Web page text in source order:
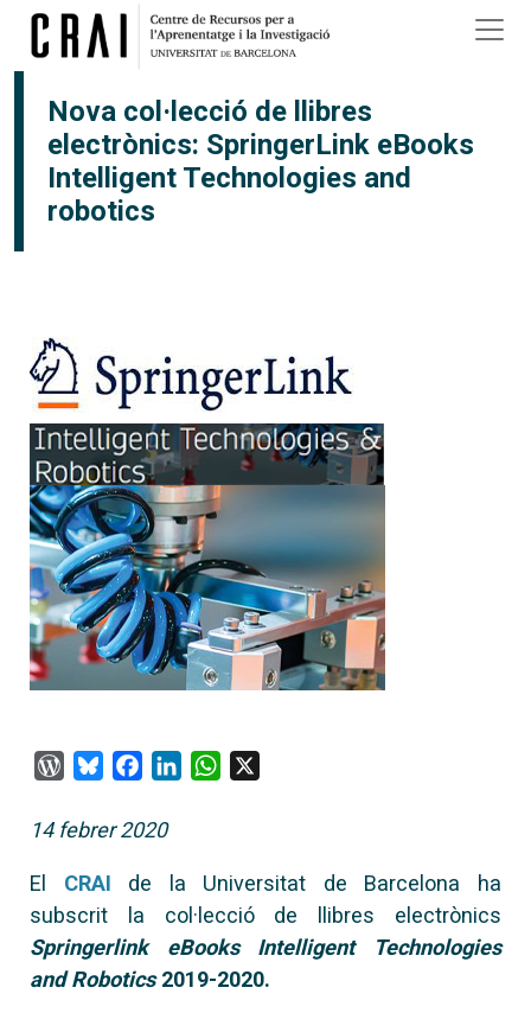
Vés al contingut
Nova col·lecció de llibres
electrònics: SpringerLink eBooks
Intelligent Technologies and
robotics
WordPress
BlueskyFacebook
LinkedInWhatsApp
14 febrer 2020
El CRAI de la Universitat de Barcelona ha
subscrit la col·lecció de llibres electrònics
Springerlink eBooks Intelligent Technologies
and Robotics 2019-2020.